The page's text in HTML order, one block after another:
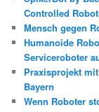
Controlled
Mensch gegen
Humanoide
Serviceroboter
Praxisprojekt
Bayern
Wenn Roboter